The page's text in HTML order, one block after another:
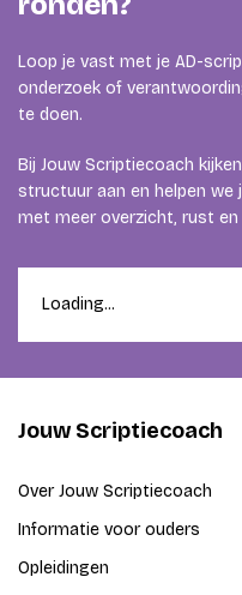
Loop je vast met je AD-
onderzoek of
te doen.
Bij Jouw Scriptiecoach
structuur aan en helpen we
met meer overzicht, rust
Loading...
Jouw Scriptiecoach
Over Jouw Scriptiecoach
Informatie voor ouders
Opleidingen